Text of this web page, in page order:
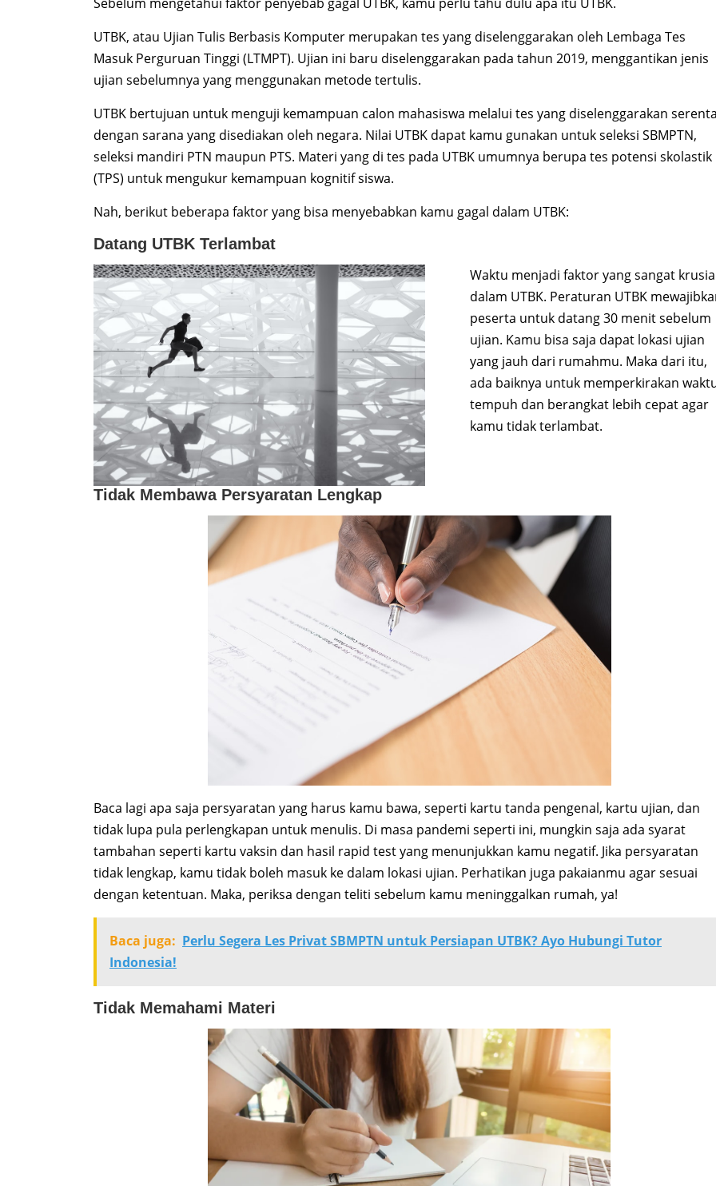
UTBK, atau Ujian Tulis Berbasis Komputer merupakan tes yang diselenggarakan oleh Lembaga Tes
Masuk Perguruan Tinggi (LTMPT). Ujian ini baru diselenggarakan pada tahun 2019, menggantikan jenis
ujian sebelumnya yang menggunakan metode tertulis.
UTBK bertujuan untuk menguji kemampuan calon mahasiswa melalui tes yang diselenggarakan
dengan sarana yang disediakan oleh negara. Nilai UTBK dapat kamu gunakan untuk seleksi SBMPTN,
seleksi mandiri PTN maupun PTS. Materi yang di tes pada UTBK umumnya berupa tes potensi skolastik
(TPS) untuk mengukur kemampuan kognitif siswa.
Nah, berikut beberapa faktor yang bisa menyebabkan kamu gagal dalam UTBK:
Datang UTBK Terlambat
Waktu menjadi faktor yang sangat
dalam UTBK. Peraturan UTBK
peserta untuk datang 30 menit sebelum
ujian. Kamu bisa saja dapat lokasi ujian
yang jauh dari rumahmu. Maka dari itu,
ada baiknya untuk memperkirakan
tempuh dan berangkat lebih cepat agar
kamu tidak terlambat.
Tidak Membawa Persyaratan Lengkap
Baca lagi apa saja persyaratan yang harus kamu bawa, seperti kartu tanda pengenal, kartu ujian, dan
tidak lupa pula perlengkapan untuk menulis. Di masa pandemi seperti ini, mungkin saja ada syarat
tambahan seperti kartu vaksin dan hasil rapid test yang menunjukkan kamu negatif. Jika persyaratan
tidak lengkap, kamu tidak boleh masuk ke dalam lokasi ujian. Perhatikan juga pakaianmu agar sesuai
dengan ketentuan. Maka, periksa dengan teliti sebelum kamu meninggalkan rumah, ya!
Baca juga: Perlu Segera Les Privat SBMPTN untuk Persiapan UTBK? Ayo Hubungi Tutor
Indonesia!
Tidak Memahami Materi